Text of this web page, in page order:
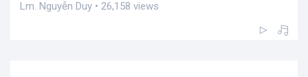
Lm. Nguyễn Duy • 26,158 views